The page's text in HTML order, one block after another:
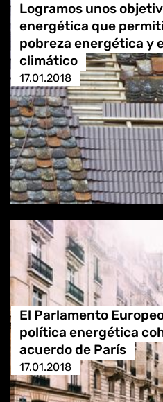
Logramos unos
energética que
pobreza energética y
climático
17.01.2018
El Parlamento
política energética
acuerdo de París
17.01.2018